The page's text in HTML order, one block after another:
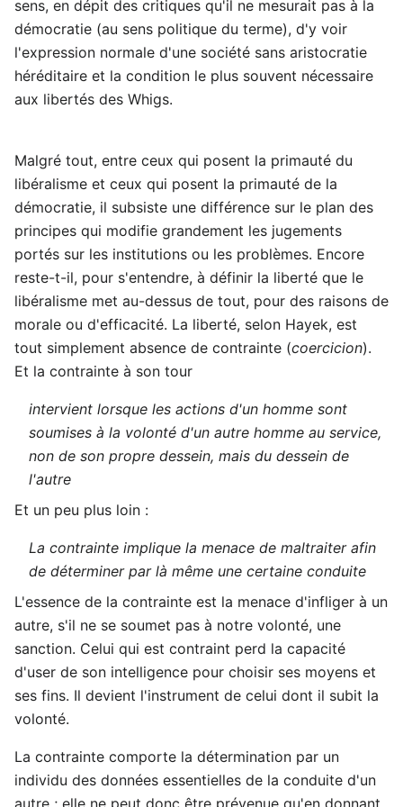
sens, en dépit des critiques qu'il ne mesurait pas à la
démocratie (au sens politique du terme), d'y voir
l'expression normale d'une société sans aristocratie
héréditaire et la condition le plus souvent nécessaire
aux libertés des Whigs.
Malgré tout, entre ceux qui posent la primauté du
libéralisme et ceux qui posent la primauté de la
démocratie, il subsiste une différence sur le plan des
principes qui modifie grandement les jugements
portés sur les institutions ou les problèmes. Encore
reste-t-il, pour s'entendre, à définir la liberté que le
libéralisme met au-dessus de tout, pour des raisons de
morale ou d'efficacité. La liberté, selon Hayek, est
tout simplement absence de contrainte (coercicion).
Et la contrainte à son tour
intervient lorsque les actions d'un homme sont
soumises à la volonté d'un autre homme au service,
non de son propre dessein, mais du dessein de
l'autre
Et un peu plus loin :
La contrainte implique la menace de maltraiter afin
de déterminer par là même une certaine conduite
L'essence de la contrainte est la menace d'infliger à un
autre, s'il ne se soumet pas à notre volonté, une
sanction. Celui qui est contraint perd la capacité
d'user de son intelligence pour choisir ses moyens et
ses fins. Il devient l'instrument de celui dont il subit la
volonté.
La contrainte comporte la détermination par un
individu des données essentielles de la conduite d'un
autre ; elle ne peut donc être prévenue qu'en donnant